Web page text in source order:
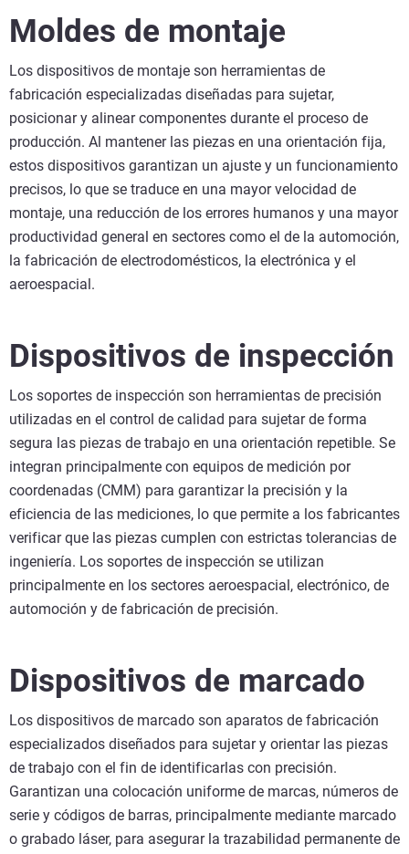
Moldes de montaje
Los dispositivos de montaje son herramientas de
fabricación especializadas diseñadas para sujetar,
posicionar y alinear componentes durante el proceso de
producción. Al mantener las piezas en una orientación fija,
estos dispositivos garantizan un ajuste y un funcionamiento
precisos, lo que se traduce en una mayor velocidad de
montaje, una reducción de los errores humanos y una mayor
productividad general en sectores como el de la automoción,
la fabricación de electrodomésticos, la electrónica y el
aeroespacial.
Dispositivos de inspección
Los soportes de inspección son herramientas de precisión
utilizadas en el control de calidad para sujetar de forma
segura las piezas de trabajo en una orientación repetible. Se
integran principalmente con equipos de medición por
coordenadas (CMM) para garantizar la precisión y la
eficiencia de las mediciones, lo que permite a los fabricantes
verificar que las piezas cumplen con estrictas tolerancias de
ingeniería. Los soportes de inspección se utilizan
principalmente en los sectores aeroespacial, electrónico, de
automoción y de fabricación de precisión.
Dispositivos de marcado
Los dispositivos de marcado son aparatos de fabricación
especializados diseñados para sujetar y orientar las piezas
de trabajo con el fin de identificarlas con precisión.
Garantizan una colocación uniforme de marcas, números de
serie y códigos de barras, principalmente mediante marcado
o grabado láser, para asegurar la trazabilidad permanente de